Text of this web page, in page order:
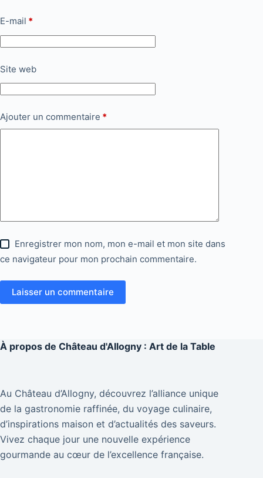
E-mail *
Site web
Ajouter un commentaire *
Enregistrer mon nom, mon e-mail et mon site dans
ce navigateur pour mon prochain commentaire.
Laisser un commentaire
À propos de Château d'Allogny : Art de la Table
Au Château d’Allogny, découvrez l’alliance unique
de la gastronomie raffinée, du voyage culinaire,
d’inspirations maison et d’actualités des saveurs.
Vivez chaque jour une nouvelle expérience
gourmande au cœur de l’excellence française.